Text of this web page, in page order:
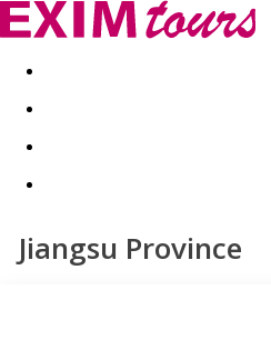
Akční nabídky Last minute
Jiangsu Province